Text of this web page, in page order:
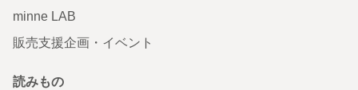
minne LAB
販売支援企画・イベント
読みもの